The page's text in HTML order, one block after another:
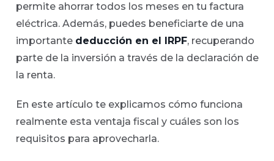
permite ahorrar todos los meses en tu factura
eléctrica. Además, puedes beneficiarte de una
importante deducción en el IRPF, recuperando
parte de la inversión a través de la declaración de
la renta.
En este artículo te explicamos cómo funciona
realmente esta ventaja fiscal y cuáles son los
requisitos para aprovecharla.